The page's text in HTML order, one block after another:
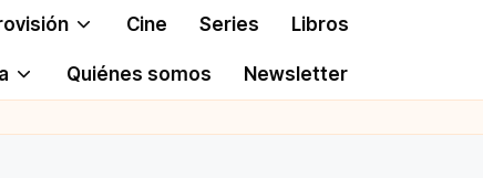
Cine Series Libros
Quiénes somos Newsletter